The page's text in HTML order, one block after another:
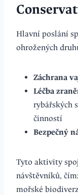
Hlavní poslání
ohrožených
Záchrana
Léčba
rybářských
činností
Bezpečný
Tyto aktivity
návštěvníků,
mořské